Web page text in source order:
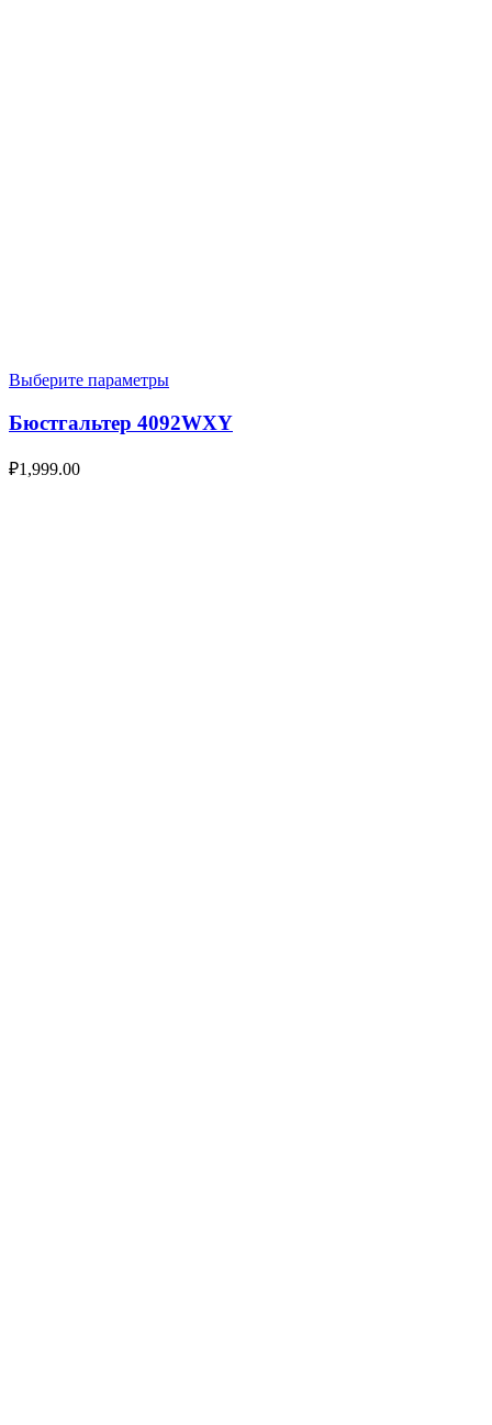
Выберите параметры
Бюстгальтер 4092WXY
₽1,999.00